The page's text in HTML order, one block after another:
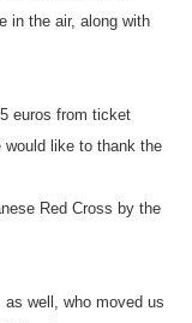
in the air, along with
euros from ticket
would like to thank the
Red Cross by the
well, who moved us